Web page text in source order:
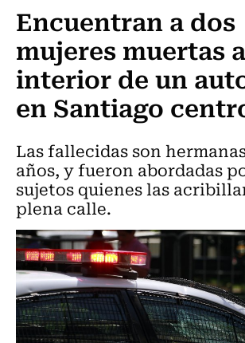
Encuentran a dos
mujeres muertas
interior de un
en Santiago
Las fallecidas son
años, y fueron abordadas
sujetos quienes las
plena calle.